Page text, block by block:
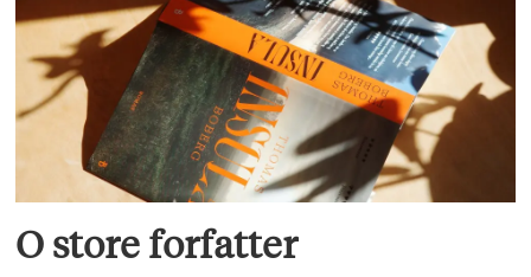
O store forfatter